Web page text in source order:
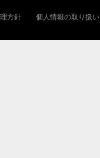
方針 個人情報の取り扱い